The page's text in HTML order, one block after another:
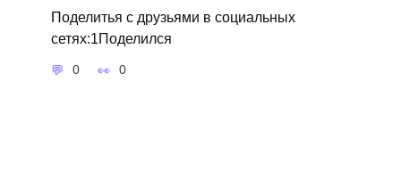
Поделитья с друзьями в социальных
сетях:1Поделился
0 0